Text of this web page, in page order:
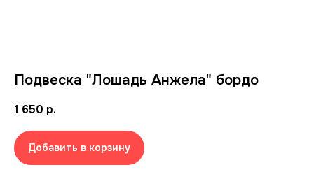
Подвеска "Лошадь Анжела" бордо
1 650 р.
Добавить в корзину